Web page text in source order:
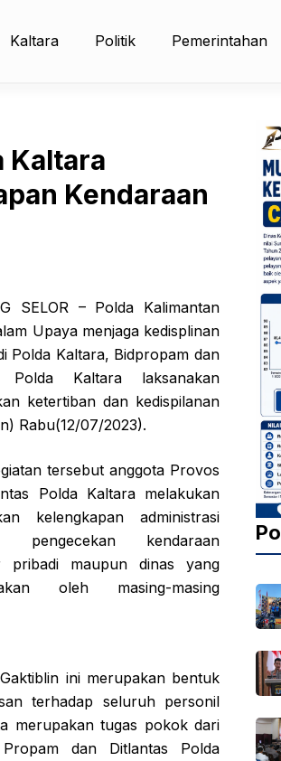
Kaltara Politik Pemerintahan
Kaltara
Kendaraan
SELOR – Polda Kalimantan
Upaya menjaga kedisplinan
Polda Kaltara, Bidpropam dan
Polda Kaltara laksanakan
ketertiban dan kedispilanan
Rabu(12/07/2023).
tersebut anggota Provos
Polda Kaltara melakukan
kelengkapan administrasi
pengecekan kendaraan
pribadi maupun dinas yang
oleh masing-masing
ini merupakan bentuk
terhadap seluruh personil
merupakan tugas pokok dari
dan Ditlantas Polda